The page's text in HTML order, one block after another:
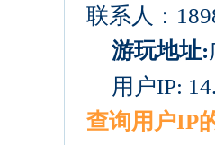
联系人：
游玩地址:
用户IP:
查询用户IP